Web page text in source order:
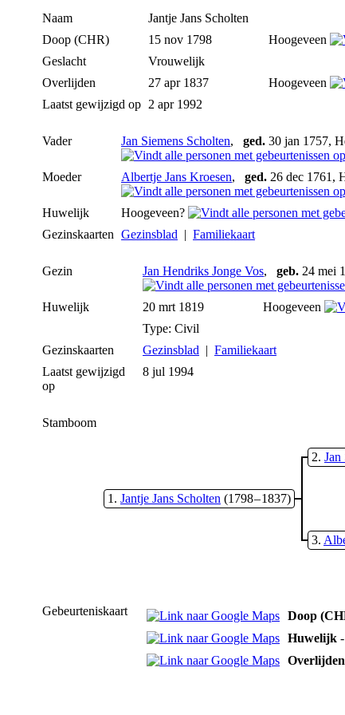
Naam Jantje Jans Scholten
Doop (CHR)
15 nov 1798 Hoogeveen
Geslacht
Vrouwelijk
Overlijden
27 apr 1837 Hoogeveen
Laatst gewijzigd op 2 apr 1992
Vader Jan Siemens Scholten, ged. 30 jan 1757,
Moeder
Albertje Jans Kroesen, ged. 26 dec 1761,
Huwelijk
Hoogeveen?
Gezinskaarten Gezinsblad | Familiekaart
Gezin Jan Hendriks Jonge Vos, geb. 24 mei
Huwelijk
20 mrt 1819 Hoogeveen
Type: Civil
Gezinskaarten
Gezinsblad | Familiekaart
Laatst gewijzigd
op
8 jul 1994
Stamboom
1 Jantje Jans Scholten (1798 – 1837)
2 Jan
3
Gebeurteniskaart Doop
Huwelijk
Overlijden